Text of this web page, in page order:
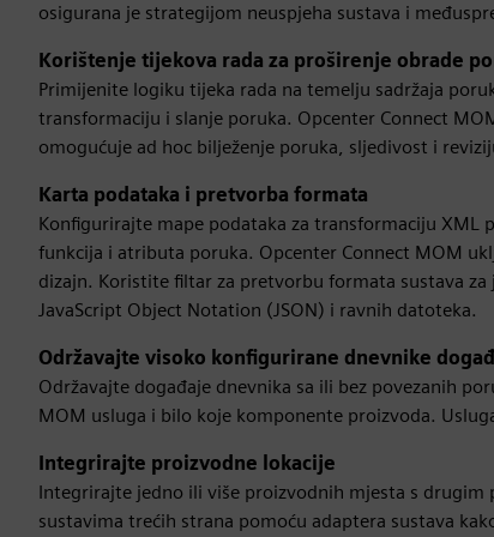
osigurana je strategijom neuspjeha sustava i
Korištenje tijekova rada za proširenje obrade
Primijenite logiku tijeka rada na temelju sadržaja
transformaciju i slanje poruka. Opcenter Connect
omogućuje ad hoc bilježenje poruka, sljedivost i
Karta podataka i pretvorba formata
Konfigurirajte mape podataka za transformaciju XML
funkcija i atributa poruka. Opcenter Connect MOM
dizajn. Koristite filtar za pretvorbu formata sustava
JavaScript Object Notation (JSON) i ravnih datoteka.
Održavajte visoko konfigurirane dnevnike
Održavajte događaje dnevnika sa ili bez povezanih
MOM usluga i bilo koje komponente proizvoda.
Integrirajte proizvodne lokacije
Integrirajte jedno ili više proizvodnih mjesta s
sustavima trećih strana pomoću adaptera sustava